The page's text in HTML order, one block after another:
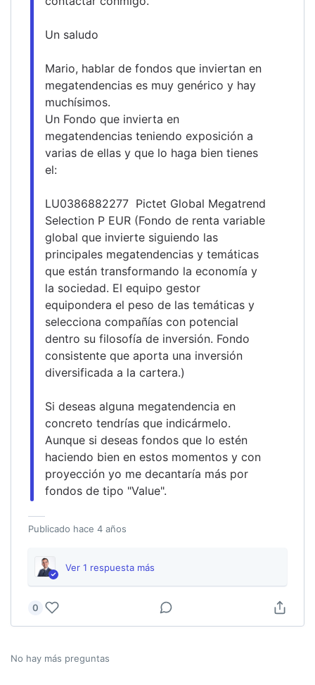
Un saludo
Mario, hablar de fondos que inviertan en
megatendencias es muy genérico y hay
muchísimos.
Un Fondo que invierta en
megatendencias teniendo exposición a
varias de ellas y que lo haga bien tienes
el:
LU0386882277  Pictet Global Megatrend
Selection P EUR (Fondo de renta variable
global que invierte siguiendo las
principales megatendencias y temáticas
que están transformando la economía y
la sociedad. El equipo gestor
equipondera el peso de las temáticas y
selecciona compañías con potencial
dentro su filosofía de inversión. Fondo
consistente que aporta una inversión
diversificada a la cartera.)
Si deseas alguna megatendencia en
concreto tendrías que indicármelo.
Aunque si deseas fondos que lo estén
haciendo bien en estos momentos y con
proyección yo me decantaría más por
fondos de tipo "Value".
Publicado hace 4 años
Ver 1 respuesta más
0
No hay más preguntas